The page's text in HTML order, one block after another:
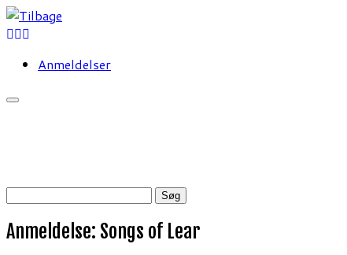
Fortsæt
til
Anmeldelser
Søg
Anmeldelse: Songs of Lear